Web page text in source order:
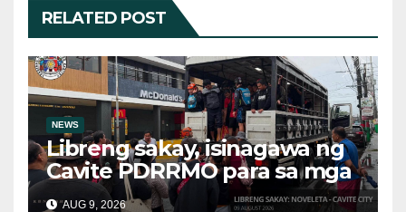
RELATED POST
NEWS
Libreng sakay, isinagawa ng
Cavite PDRRMO para sa mga
stranded na commuter
AUG 9, 2026